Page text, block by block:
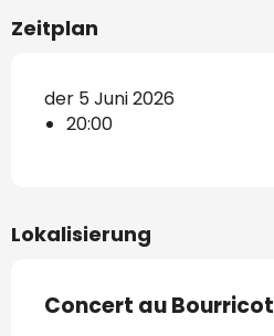
Zeitplan
der 5 Juni 2026
20:00
Lokalisierung
Concert au Bourricot